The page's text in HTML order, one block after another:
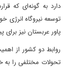
توسعه نیروگاه انرژی
پاور عربستان نیز
روابط دو کشور از
تحولات مختلفی را